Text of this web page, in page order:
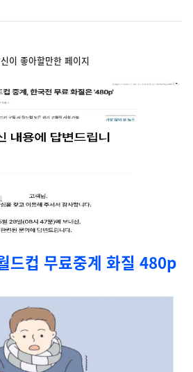
이 좋아할만한 페이지
드컵 무료중계 화질 480p